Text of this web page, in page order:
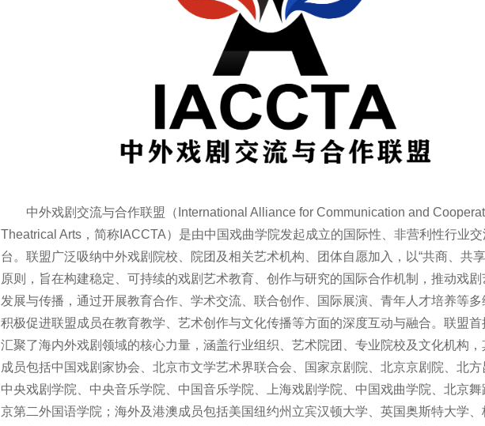
中外戏剧交流与合作联盟（International Alliance for Communication and
Theatrical Arts，简称IACCTA）是由中国戏曲学院发起成立的国际性、非营利性行业
台。联盟广泛吸纳中外戏剧院校、院团及相关艺术机构、团体自愿加入，以“共商、共
原则，旨在构建稳定、可持续的戏剧艺术教育、创作与研究的国际合作机制，推动戏
发展与传播，通过开展教育合作、学术交流、联合创作、国际展演、青年人才培养等多
积极促进联盟成员在教育教学、艺术创作与文化传播等方面的深度互动与融合。联盟首
汇聚了海内外戏剧领域的核心力量，涵盖行业组织、艺术院团、专业院校及文化机构，
成员包括中国戏剧家协会、北京市文学艺术界联合会、国家京剧院、北京京剧院、北方
中央戏剧学院、中央音乐学院、中国音乐学院、上海戏剧学院、中国戏曲学院、北京
京第二外国语学院；海外及港澳成员包括美国纽约州立宾汉顿大学、英国奥斯特大学